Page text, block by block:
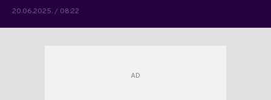
20.06.2025. / 08:22